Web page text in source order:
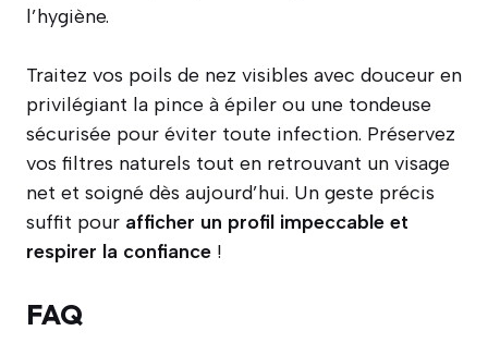
l’hygiène.
Traitez vos poils de nez visibles avec douceur en
privilégiant la pince à épiler ou une tondeuse
sécurisée pour éviter toute infection. Préservez
vos filtres naturels tout en retrouvant un visage
net et soigné dès aujourd’hui. Un geste précis
suffit pour afficher un profil impeccable et
respirer la confiance !
FAQ